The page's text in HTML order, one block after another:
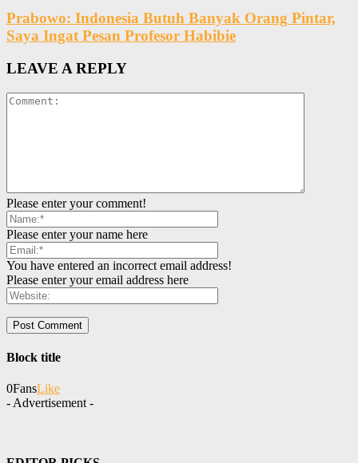
Prabowo: Indonesia Butuh Banyak Orang Pintar,
Saya Ingat Pesan Profesor Habibie
LEAVE A REPLY
Please enter your comment!
Please enter your name here
You have entered an incorrect email address!
Please enter your email address here
Block title
0FansLike
- Advertisement -